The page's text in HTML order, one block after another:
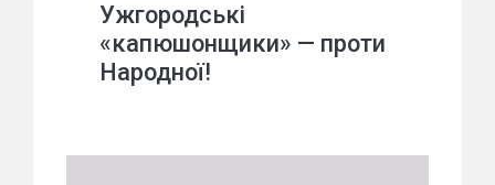
Ужгородські
«капюшонщики» — проти
Народної!